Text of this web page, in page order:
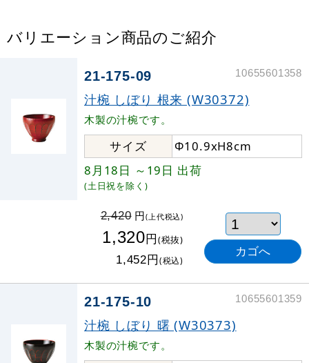
バリエーション商品のご紹介
21-175-09 10655601358
汁椀 しぼり 根来 (W30372)
木製の汁椀です。
サイズ
Φ10.9xH8cm
8月18日 ～19日 出荷
(土日祝を除く)
2,420円(上代税込)
1,320円(税抜)
1,452円(税込)
21-175-10 10655601359
汁椀 しぼり 曙 (W30373)
木製の汁椀です。